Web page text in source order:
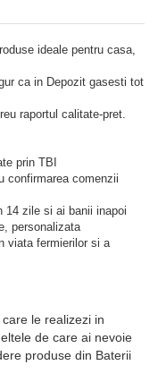
ideale pentru casa,
ca in Depozit gasesti tot
raportul calitate-pret.
prin TBI
confirmarea comenzii
14 zile si ai banii inapoi
personalizata
viata fermierilor si a
le realizezi in
de care ai nevoie
produse din Baterii